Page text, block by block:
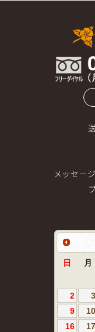
メッセー
日 月
2
3
9
10
16
17